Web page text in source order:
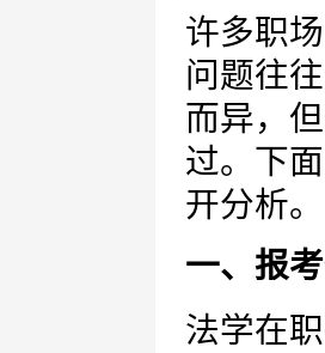
许多职
问题往
而异，
过。下
开分析。
一、报
法学在